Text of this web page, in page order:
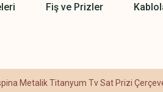
Fiş ve Prizler
Metalik Titanyum Tv Sat Prizi